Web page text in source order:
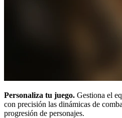
Personaliza tu juego. Gestiona el
con precisión las dinámicas de
progresión de personajes.